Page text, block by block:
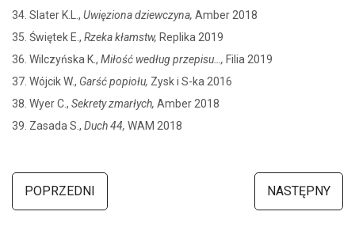
34. Slater K.L., Uwięziona dziewczyna, Amber 2018
35. Świętek E., Rzeka kłamstw, Replika 2019
36. Wilczyńska K., Miłość według przepisu…, Filia 2019
37. Wójcik W., Garść popiołu, Zysk i S-ka 2016
38. Wyer C., Sekrety zmarłych, Amber 2018
39. Zasada S., Duch 44, WAM 2018
POPRZEDNI NASTĘPNY